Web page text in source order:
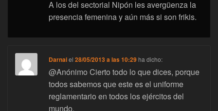
A los del sectorial Nipón les avergüenza la
presencia femenina y aún más si son frikis.
Darnaiel28/05/2013 a las 10:29 ha dicho:
@Anónimo Cierto todo lo que dices, porque
todos sabemos que este es el uniforme
reglamentario en todos los ejércitos del
mundo.